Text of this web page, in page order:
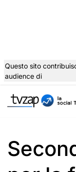
al
Questo sito
audience di